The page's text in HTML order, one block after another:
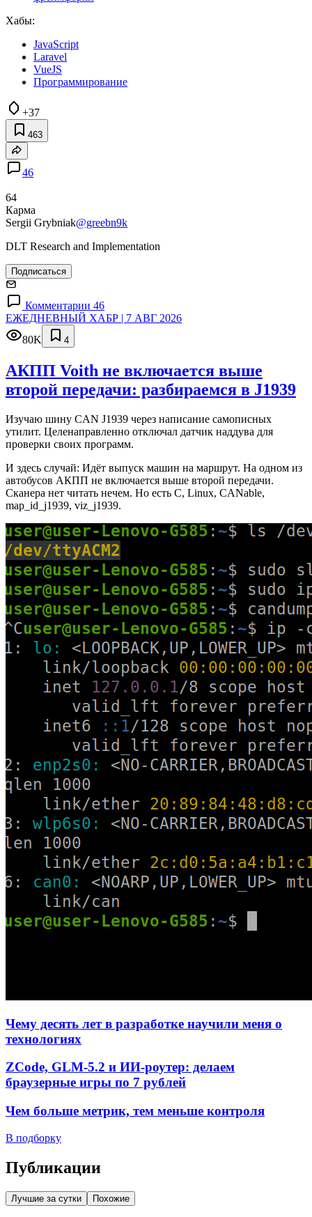
Хабы:
JavaScript
Laravel
VueJS
Программирование
+37
463
46
64
Карма
Sergii Grybniak@greebn9k
DLT Research and Implementation
Подписаться
Комментарии 46
ЕЖЕДНЕВНЫЙ ХАБР | 7 АВГ 2026
80K
4
АКПП Voith не включается выше
второй передачи: разбираемся в J1939
Изучаю шину CAN J1939 через написание самописных
утилит. Целенаправленно отключал датчик наддува для
проверки своих программ.
И здесь случай: Идёт выпуск машин на маршрут. На одном из
автобусов АКПП не включается выше второй передачи.
Сканера нет читать нечем. Но есть C, Linux, CANable,
map_id_j1939, viz_j1939.
Чему десять лет в разработке научили меня о
технологиях
ZCode, GLM-5.2 и ИИ-роутер: делаем
браузерные игры по 7 рублей
Чем больше метрик, тем меньше контроля
В подборку
Публикации
Лучшие за сутки Похожие